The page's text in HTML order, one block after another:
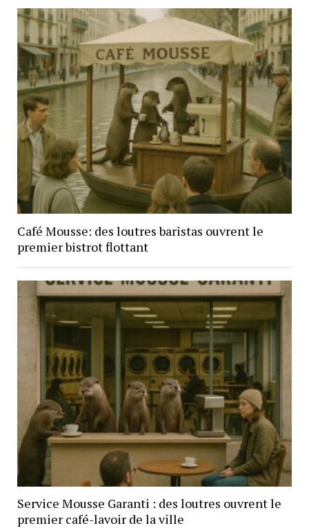
Café Mousse: des loutres baristas ouvrent le
premier bistrot flottant
Service Mousse Garanti : des loutres ouvrent le
premier café-lavoir de la ville